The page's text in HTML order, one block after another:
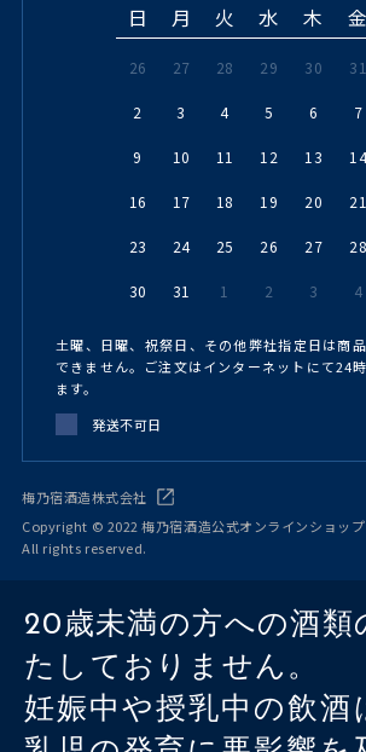
日 月 火 水 木 金
26 27 28 29 30 31
2 3 4 5 6 7
9 10 11 12 13 14
16 17 18 19 20 21
23 24 25 26 27 28
30 31 1 2 3 4
土曜、日曜、祝祭日、その他弊社指定日は商
できません。ご注文はインターネットにて24
ます。
発送不可日
梅乃宿酒造株式会社
Copyright © 2022 梅乃宿酒造公式オンラインショップ
All rights reserved.
20歳未満の方への酒類
たしておりません。
妊娠中や授乳中の飲酒